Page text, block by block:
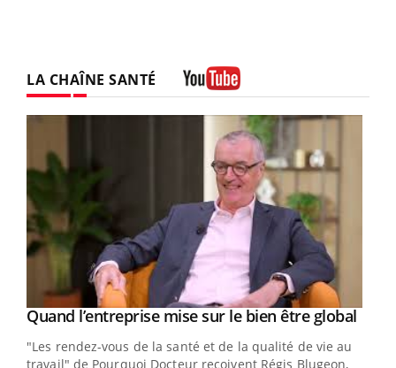
LA CHAÎNE SANTÉ
Youtube
Quand l’entreprise mise sur le bien être global
"Les rendez-vous de la santé et de la qualité de vie au
travail" de Pourquoi Docteur reçoivent Régis Blugeon,